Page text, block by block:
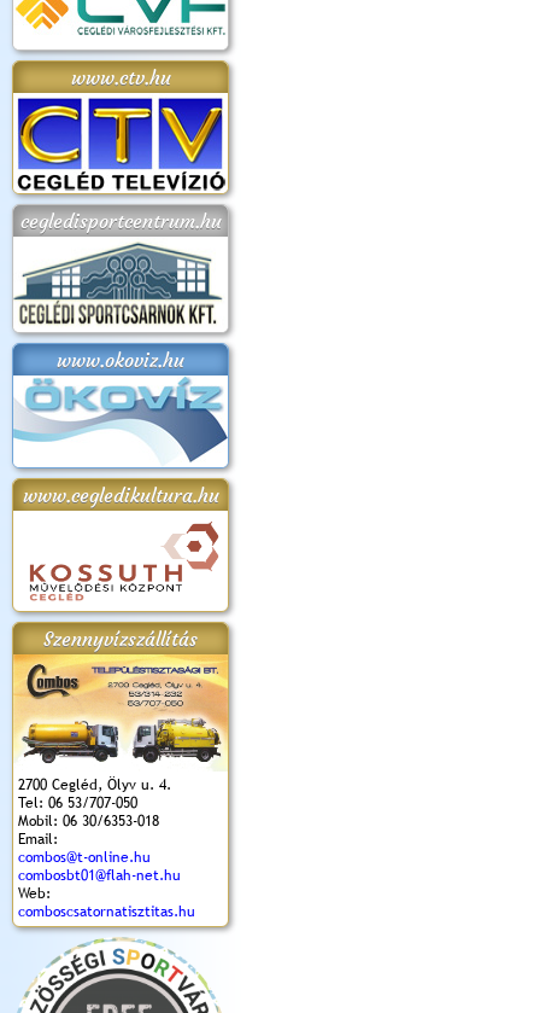
www.ctv.hu
cegledisportcentrum.hu
www.okoviz.hu
www.cegledikultura.hu
Szennyvízszállítás
2700 Cegléd, Ölyv u. 4.
Tel: 06 53/707-050
Mobil: 06 30/6353-018
Email:
combos@t-online.hu
combosbt01@flah-net.hu
Web:
comboscsatornatisztitas.hu
2018.
Kossuth Toborzó
Ünnepély
Szent István Ünnepe
(2017. 08. 20.)